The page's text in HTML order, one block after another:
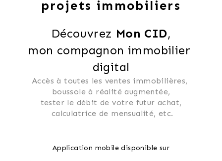
projets immobiliers
Découvrez Mon CID,
mon compagnon immobilier
digital
Accès à toutes les ventes immobilières,
boussole à réalité augmentée,
tester le débit de votre futur achat,
calculatrice de mensualité, etc.
Application mobile disponible sur